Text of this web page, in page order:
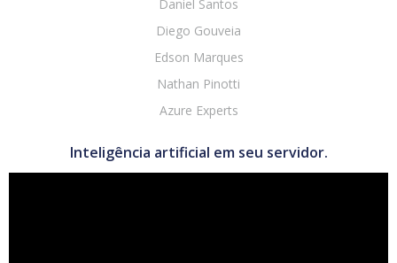
Daniel Santos
Diego Gouveia
Edson Marques
Nathan Pinotti
Azure Experts
Inteligência artificial em seu servidor.